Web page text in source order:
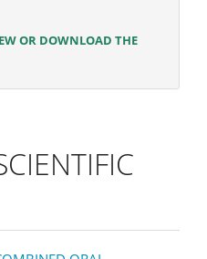
OR DOWNLOAD THE